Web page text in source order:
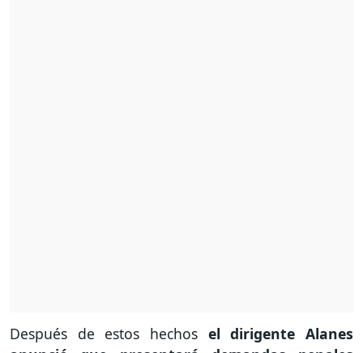
Después de estos hechos el dirigente Alanes